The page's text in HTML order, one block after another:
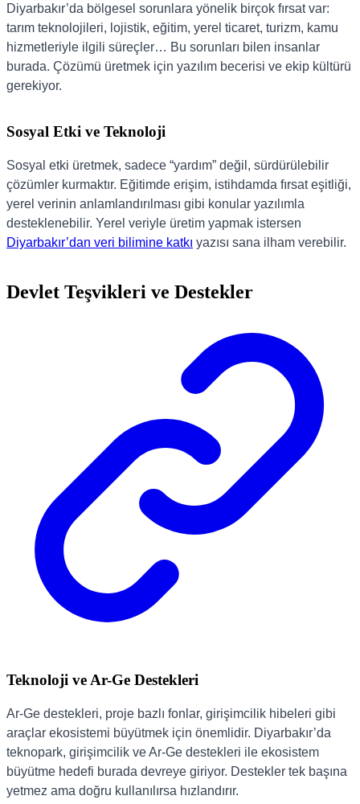
Diyarbakır’da bölgesel sorunlara yönelik birçok fırsat var:
tarım teknolojileri, lojistik, eğitim, yerel ticaret, turizm, kamu
hizmetleriyle ilgili süreçler… Bu sorunları bilen insanlar
burada. Çözümü üretmek için yazılım becerisi ve ekip kültürü
gerekiyor.
Sosyal Etki ve Teknoloji
Sosyal etki üretmek, sadece “yardım” değil, sürdürülebilir
çözümler kurmaktır. Eğitimde erişim, istihdamda fırsat eşitliği,
yerel verinin anlamlandırılması gibi konular yazılımla
desteklenebilir. Yerel veriyle üretim yapmak istersen
Diyarbakır’dan veri bilimine katkı yazısı sana ilham verebilir.
Devlet Teşvikleri ve Destekler
Teknoloji ve Ar-Ge Destekleri
Ar-Ge destekleri, proje bazlı fonlar, girişimcilik hibeleri gibi
araçlar ekosistemi büyütmek için önemlidir. Diyarbakır’da
teknopark, girişimcilik ve Ar-Ge destekleri ile ekosistem
büyütme hedefi burada devreye giriyor. Destekler tek başına
yetmez ama doğru kullanılırsa hızlandırır.